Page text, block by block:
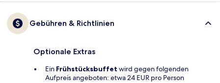
Gebühren & Richtlinien
Optionale Extras
Ein Frühstücksbuffet wird gegen folgenden
Aufpreis angeboten: etwa 24 EUR pro Person